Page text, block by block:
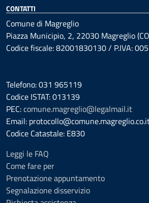
CONTATTI
Comune di Magreglio
Piazza Municipio, 2, 22030 Magreglio
Codice fiscale: 82001830130 / P.IVA:
Telefono: 031 965119
Codice ISTAT: 013139
PEC:comune.magreglio@legalmail.it
Email:
Codice Catastale: E830
Leggi le FAQ
Come fare per
Prenotazione appuntamento
Segnalazione disservizio